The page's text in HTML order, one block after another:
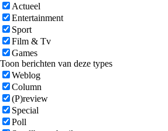
Actueel
Entertainment
Sport
Film & Tv
Games
Toon berichten van deze types
Weblog
Column
(P)review
Special
Poll